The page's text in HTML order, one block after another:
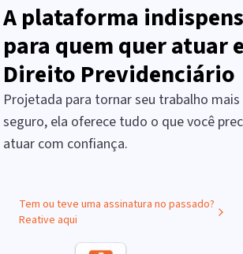
A plataforma
para quem quer atuar
Direito Previdenciário
Projetada para tornar seu trabalho
seguro, ela oferece tudo o que você
atuar com confiança.
Tem ou teve uma assinatura no passado?
Reative aqui